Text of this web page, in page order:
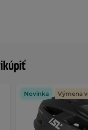
Novinka Výmena